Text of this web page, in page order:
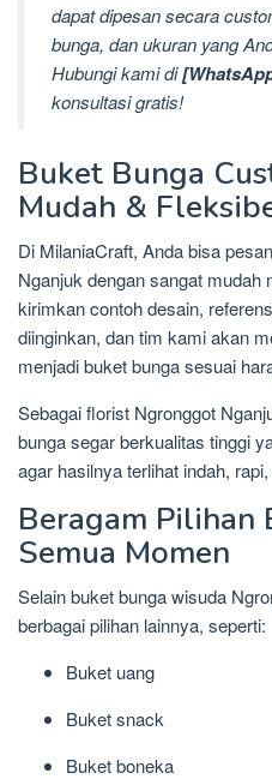
dapat dipesan secara
bunga, dan ukuran yang
Hubungi kami di
konsultasi gratis!
Buket Bunga
Mudah &
Di MilaniaCraft, Anda bisa
Nganjuk dengan sangat mudah
kirimkan contoh desain,
diinginkan, dan tim kami akan
menjadi buket bunga sesuai
Sebagai florist Ngronggot
bunga segar berkualitas tinggi
agar hasilnya terlihat indah,
Beragam Pilihan
Semua Momen
Selain buket bunga wisuda
berbagai pilihan lainnya, seperti:
Buket uang
Buket snack
Buket boneka